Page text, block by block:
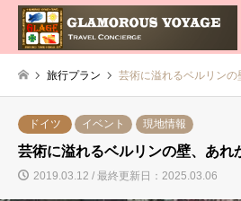
旅行プラン 芸術に溢れるベルリンの
ドイツ イベント 現地情報
芸術に溢れるベルリンの壁、あれ
2019.03.12 / 最終更新日：2025.03.06